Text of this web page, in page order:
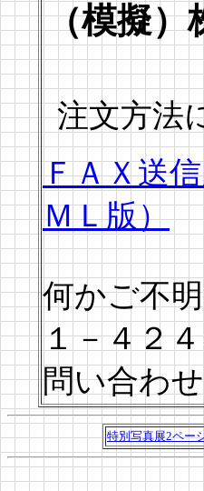
（模擬）
注文方法
ＦＡＸ送
ＭＬ版）
何かご不
１－４２
問い合わ
特別写真展2ペー